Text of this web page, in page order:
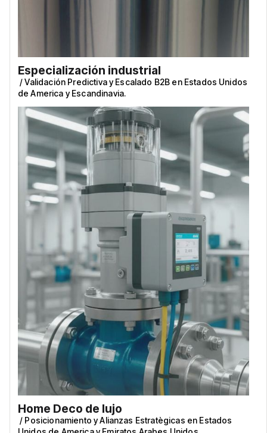
Especialización industrial
/Validación Predictiva y Escalado B2B en Estados Unidos
de America y Escandinavia.
Home Deco de lujo
/ Posicionamiento y Alianzas Estratègicas en Estados